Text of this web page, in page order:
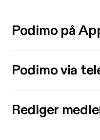
Podimo på
Podimo via
Rediger